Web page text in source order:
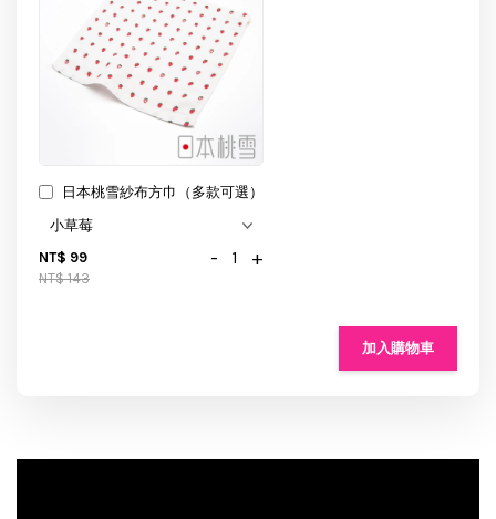
日本桃雪紗布方巾（多款可選）
NT$ 99
NT$ 143
- +
加入購物車